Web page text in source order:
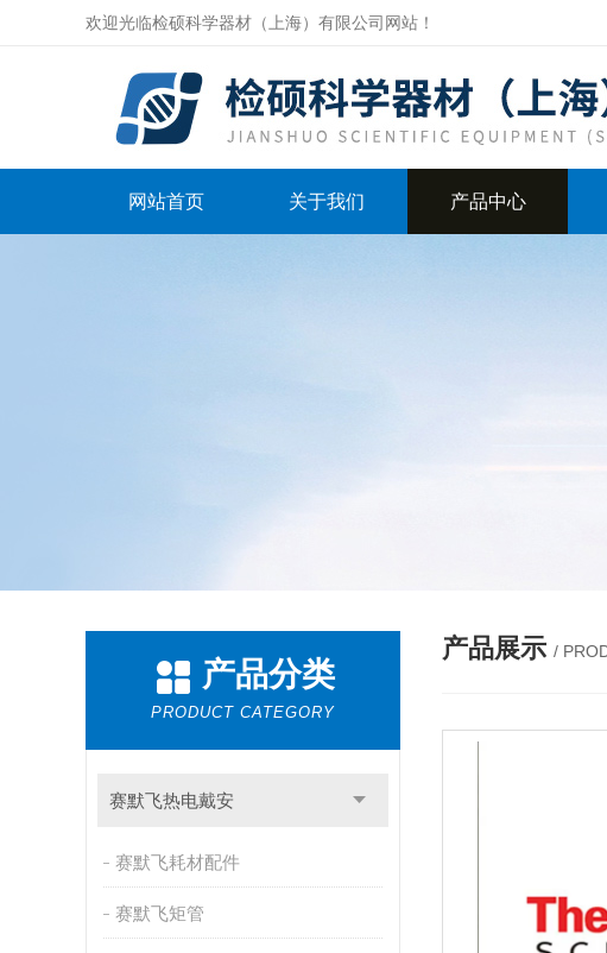
欢迎光临检硕科学器材（上海）有限公司网站！
网站首页 关于我们 产品中心
产品分类
PRODUCT CATEGORY
赛默飞热电戴安
赛默飞耗材配件
赛默飞矩管
产品展示 /